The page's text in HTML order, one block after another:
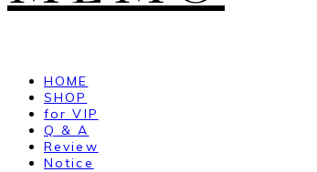
HOME
SHOP
for VIP
Q & A
Review
Notice